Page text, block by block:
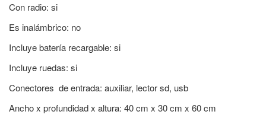
Con radio: si
Es inalámbrico: no
Incluye batería recargable: si
Incluye ruedas: si
Conectores de entrada: auxiliar, lector sd, usb
Ancho x profundidad x altura: 40 cm x 30 cm x 60 cm